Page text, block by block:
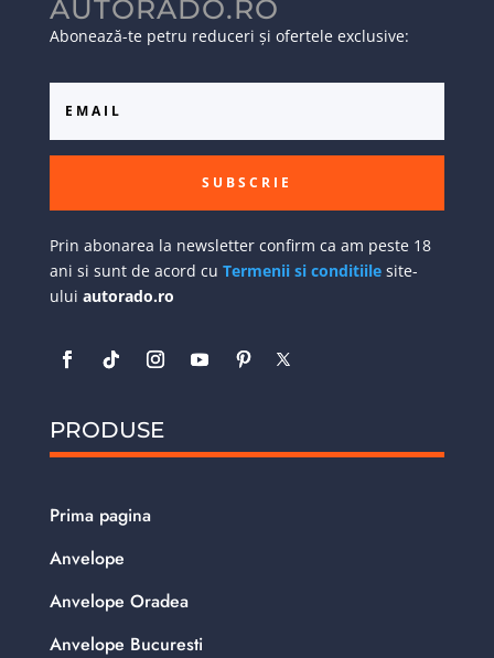
AUTORADO.RO
Abonează-te petru reduceri și ofertele exclusive:
SUBSCRIE
Prin abonarea la newsletter confirm ca am peste 18
ani si sunt de acord cu Termenii si conditiilesite-
ului autorado.ro
PRODUSE
Prima pagina
Anvelope
Anvelope Oradea
Anvelope Bucuresti